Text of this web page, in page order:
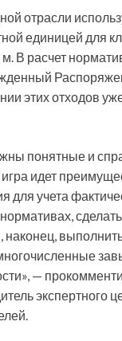
отрасли
единицей для
В расчет
этих отходов
понятные и
идет
для учета
—